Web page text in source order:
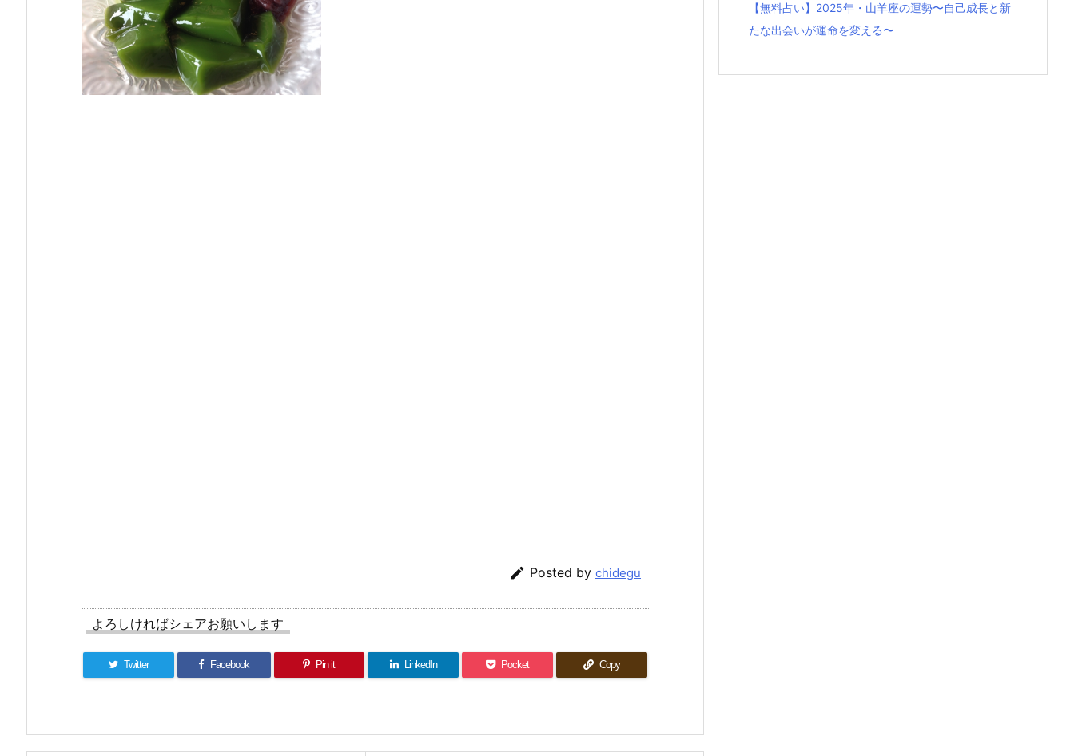
 Posted by chidegu
よろしければシェアお願いします
Twitter Facebook Pin it LinkedIn Pocket Copy
【無料占い】2025年・山羊座の運勢〜自己成長と新
たな出会いが運命を変える〜